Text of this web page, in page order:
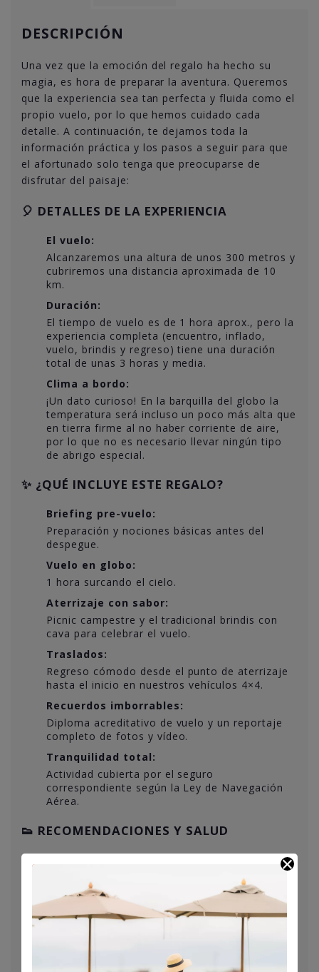
DESCRIPCIÓN
Una vez que la emoción del regalo ha hecho su
magia, es hora de preparar la aventura. Queremos
que la experiencia sea tan perfecta y fluida como el
propio vuelo, por lo que hemos cuidado cada
detalle. A continuación, te dejamos toda la
información práctica y los pasos a seguir para que
el afortunado solo tenga que preocuparse de
disfrutar del paisaje:
🎈 DETALLES DE LA EXPERIENCIA
El vuelo:
Alcanzaremos una altura de unos 300 metros y
cubriremos una distancia aproximada de 10
km.
Duración:
El tiempo de vuelo es de 1 hora aprox., pero la
experiencia completa (encuentro, inflado,
vuelo, brindis y regreso) tiene una duración
total de unas 3 horas y media.
Clima a bordo:
¡Un dato curioso! En la barquilla del globo la
temperatura será incluso un poco más alta que
en tierra firme al no haber corriente de aire,
por lo que no es necesario llevar ningún tipo
de abrigo especial.
✨ ¿QUÉ INCLUYE ESTE REGALO?
Briefing pre-vuelo:
Preparación y nociones básicas antes del
despegue.
Vuelo en globo:
1 hora surcando el cielo.
Aterrizaje con sabor:
Picnic campestre y el tradicional brindis con
cava para celebrar el vuelo.
Traslados:
Regreso cómodo desde el punto de aterrizaje
hasta el inicio en nuestros vehículos 4×4.
Recuerdos imborrables:
Diploma acreditativo de vuelo y un reportaje
completo de fotos y vídeo.
Tranquilidad total:
Actividad cubierta por el seguro
correspondiente según la Ley de Navegación
Aérea.
👟 RECOMENDACIONES Y SALUD
Te recomendamos llevar ropa cómoda, como
si fueras a dar un paseo por el campo. Es
imprescindible usar calzado deportivo o
cerrado (por seguridad, no se permiten
tacones ni chanclas) y es muy aconsejable
llevar una gorra o prenda para la cabeza por el
calor del quemador.